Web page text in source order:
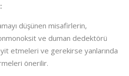
düşünen misafirlerin,
ve duman dedektörü
etmeleri ve gerekirse yanlarında
önerilir.